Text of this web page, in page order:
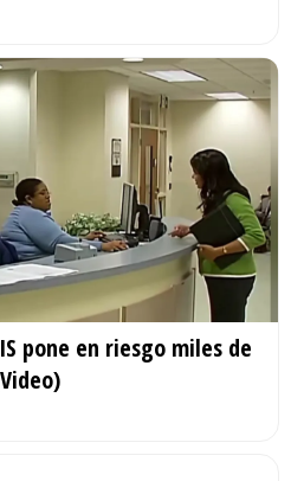
pone en riesgo miles de